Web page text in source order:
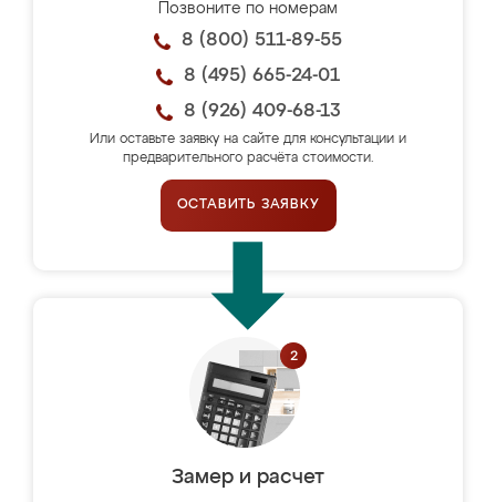
Позвоните по номерам
8 (800) 511-89-55
8 (495) 665-24-01
8 (926) 409-68-13
Или оставьте заявку на сайте для консультации и
предварительного расчёта стоимости.
ОСТАВИТЬ ЗАЯВКУ
Замер и расчет